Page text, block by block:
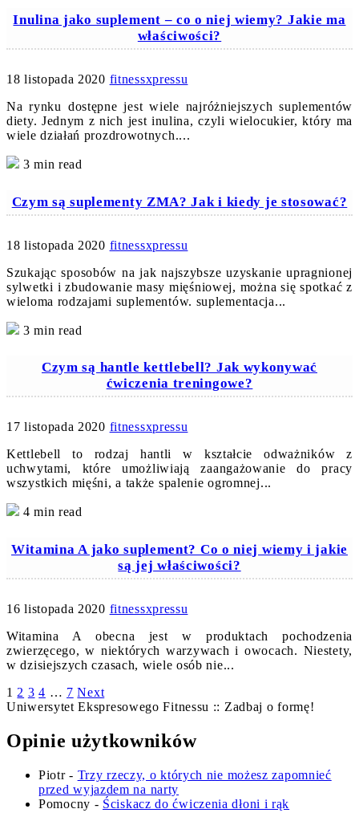
Inulina jako suplement – co o niej wiemy? Jakie ma
właściwości?
18 listopada 2020 fitnessxpressu
Na rynku dostępne jest wiele najróżniejszych suplementów
diety. Jednym z nich jest inulina, czyli wielocukier, który ma
wiele działań prozdrowotnych....
3 min read
Czym są suplementy ZMA? Jak i kiedy je stosować?
18 listopada 2020 fitnessxpressu
Szukając sposobów na jak najszybsze uzyskanie upragnionej
sylwetki i zbudowanie masy mięśniowej, można się spotkać z
wieloma rodzajami suplementów. suplementacja...
3 min read
Czym są hantle kettlebell? Jak wykonywać
ćwiczenia treningowe?
17 listopada 2020 fitnessxpressu
Kettlebell to rodzaj hantli w kształcie odważników z
uchwytami, które umożliwiają zaangażowanie do pracy
wszystkich mięśni, a także spalenie ogromnej...
4 min read
Witamina A jako suplement? Co o niej wiemy i jakie
są jej właściwości?
16 listopada 2020 fitnessxpressu
Witamina A obecna jest w produktach pochodzenia
zwierzęcego, w niektórych warzywach i owocach. Niestety,
w dzisiejszych czasach, wiele osób nie...
Stronicowanie
wpisów
1 2 3 4 … 7 Next
Uniwersytet Ekspresowego Fitnessu :: Zadbaj o formę!
Opinie użytkowników
Piotr- Trzy rzeczy, o których nie możesz zapomnieć
przed wyjazdem na narty
Pomocny - Ściskacz do ćwiczenia dłoni i rąk